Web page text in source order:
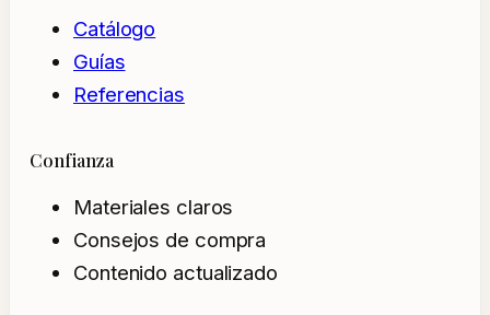
Catálogo
Guías
Referencias
Confianza
Materiales claros
Consejos de compra
Contenido actualizado